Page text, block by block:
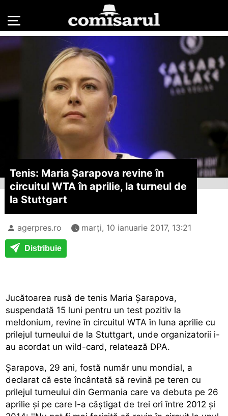
Tenis: Maria Șarapova revine în
circuitul WTA în aprilie, la turneul de
la Stuttgart
agerpres.ro marți, 10 ianuarie 2017, 13:21
Distribuie
Jucătoarea rusă de tenis Maria Șarapova,
suspendată 15 luni pentru un test pozitiv la
meldonium, revine în circuitul WTA în luna aprilie cu
prilejul turneului de la Stuttgart, unde organizatorii i-
au acordat un wild-card, relatează DPA.
Șarapova, 29 ani, fostă număr unu mondial, a
declarat că este încântată să revină pe teren cu
prilejul turneului din Germania care va debuta pe 26
aprilie și pe care l-a câștigat de trei ori între 2012 și